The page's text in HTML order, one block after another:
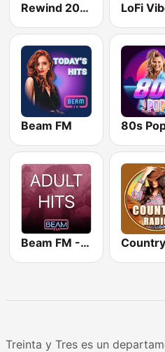
Rewind 2000's LoFi
Beam FM
Beam FM - Adult Hits
Treinta y Tres es un